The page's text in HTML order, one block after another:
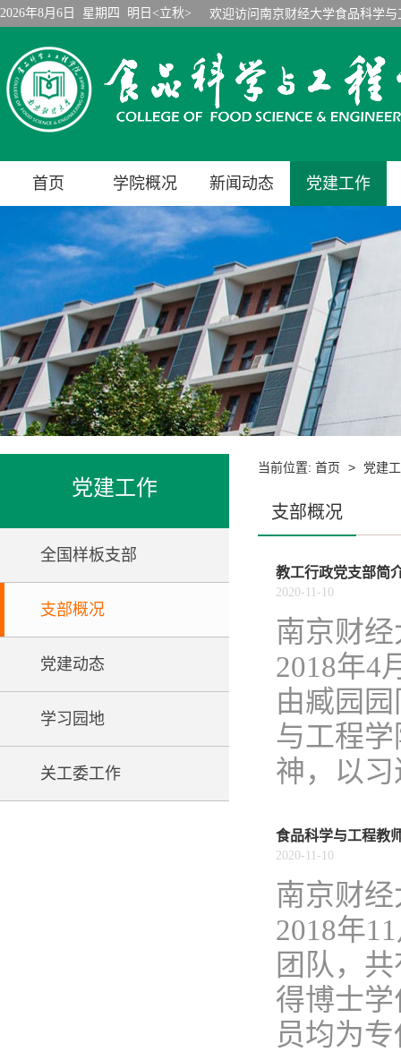
2026年8月6日 星期四 明日<立秋> 欢迎访问南京财经大学食品科学与
首页 学院概况 新闻动态 党建工作
党建工作
全国样板支部
支部概况
党建动态
学习园地
关工委工作
当前位置: 首页 > 党建
支部概况
教工行政党支部简
2020-11-10
南京财
2018年4
由臧园
与工程
神，以
食品科学与工程教
2020-11-10
南京财
2018年
团队，
得博士
员均为